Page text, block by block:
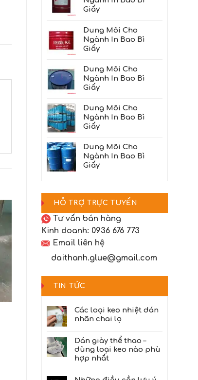
Giấy
Dung Môi Cho
Ngành In Bao Bì
Giấy
Dung Môi Cho
Ngành In Bao Bì
Giấy
Dung Môi Cho
Ngành In Bao Bì
Giấy
Dung Môi Cho
Ngành In Bao Bì
Giấy
HỖ TRỢ TRỰC TUYẾN
Tư vấn bán hàng
Kinh doanh: 0936 676 773
Email liên hệ
daithanh.glue@gmail.com
TIN TỨC
Các loại keo nhiệt dán
nhãn chai lọ
Dán giày thể thao –
dùng loại keo nào phù
hợp nhất